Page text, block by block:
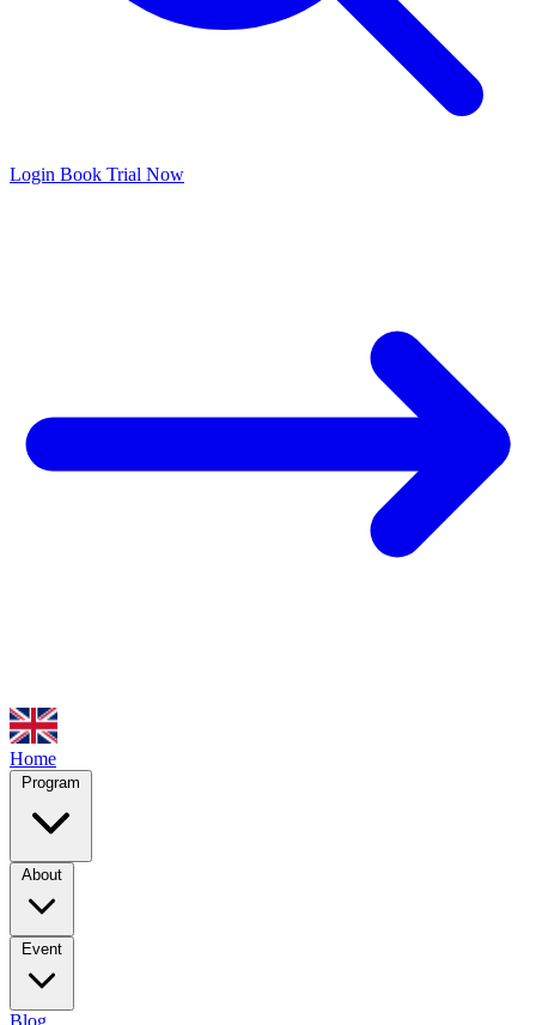
Login Book Trial Now
Home
Program
About
Event
Blog